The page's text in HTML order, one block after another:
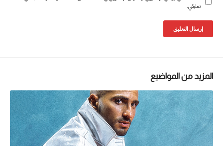
تعليقي.
المزيد من المواضيع